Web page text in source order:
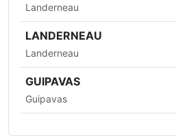
Landerneau
LANDERNEAU
Landerneau
GUIPAVAS
Guipavas